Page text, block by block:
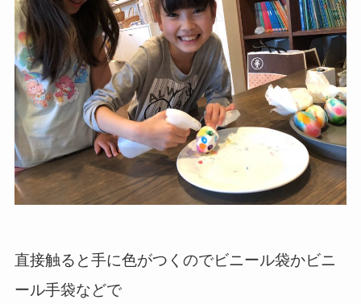
直接触ると手に色がつくのでビニール袋かビニ
ール手袋などで